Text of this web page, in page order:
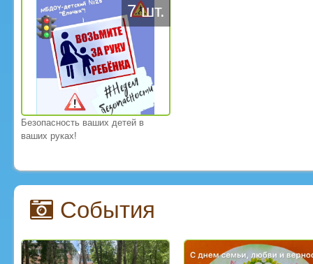
7 шт.
Безопасность ваших детей в
ваших руках!
События